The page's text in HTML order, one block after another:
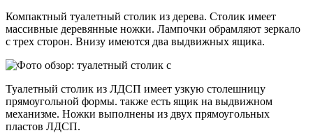
Компактный туалетный столик из дерева. Столик имеет
массивные деревянные ножки. Лампочки обрамляют зеркало
с трех сторон. Внизу имеются два выдвижных ящика.
Туалетный столик из ЛДСП имеет узкую столешницу
прямоугольной формы. также есть ящик на выдвижном
механизме. Ножки выполнены из двух прямоугольных
пластов ЛДСП.